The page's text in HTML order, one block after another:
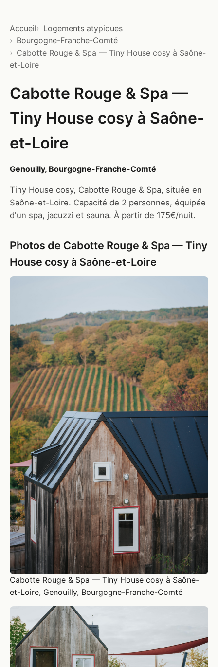
Accueil
Logements atypiques
Bourgogne-Franche-Comté
Cabotte Rouge & Spa — Tiny House cosy à Saône-
et-Loire
Cabotte Rouge & Spa —
Tiny House cosy à Saône-
et-Loire
Genouilly, Bourgogne-Franche-Comté
Tiny House cosy, Cabotte Rouge & Spa, située en
Saône-et-Loire. Capacité de 2 personnes, équipée
d'un spa, jacuzzi et sauna. À partir de 175€/nuit.
Photos de Cabotte Rouge & Spa — Tiny
House cosy à Saône-et-Loire
Cabotte Rouge & Spa — Tiny House cosy à Saône-
et-Loire, Genouilly, Bourgogne-Franche-Comté